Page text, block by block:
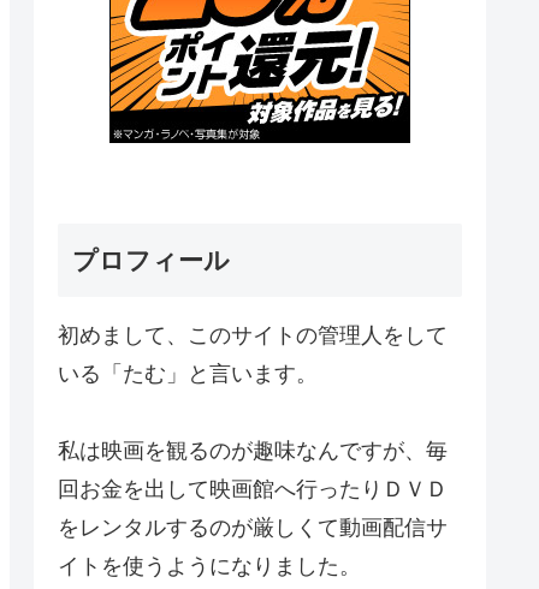
プロフィール
初めまして、このサイトの管理人をして
いる「たむ」と言います。
私は映画を観るのが趣味なんですが、毎
回お金を出して映画館へ行ったりＤＶＤ
をレンタルするのが厳しくて動画配信サ
イトを使うようになりました。